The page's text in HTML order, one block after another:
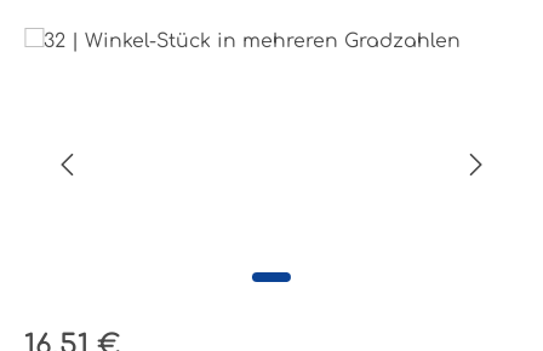
Bildergalerie überspringen
Regulärer Preis: